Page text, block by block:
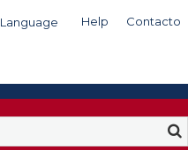
Language Help Contacto